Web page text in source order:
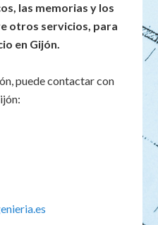
las memorias y los
otros servicios, para
en Gijón.
puede contactar con